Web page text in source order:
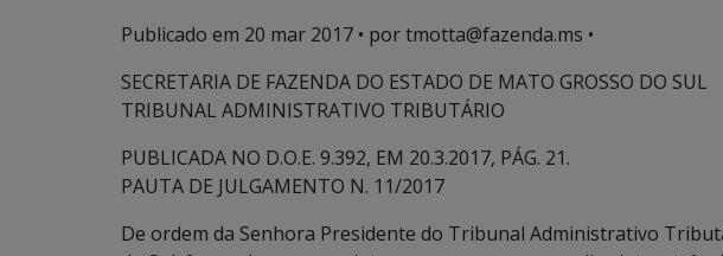
Publicado em 20 mar 2017 • por tmotta@fazenda.ms •
SECRETARIA DE FAZENDA DO ESTADO DE MATO GROSSO DO SUL
TRIBUNAL ADMINISTRATIVO TRIBUTÁRIO
PUBLICADA NO D.O.E. 9.392, EM 20.3.2017, PÁG. 21.
PAUTA DE JULGAMENTO N. 11/2017
De ordem da Senhora Presidente do Tribunal Administrativo